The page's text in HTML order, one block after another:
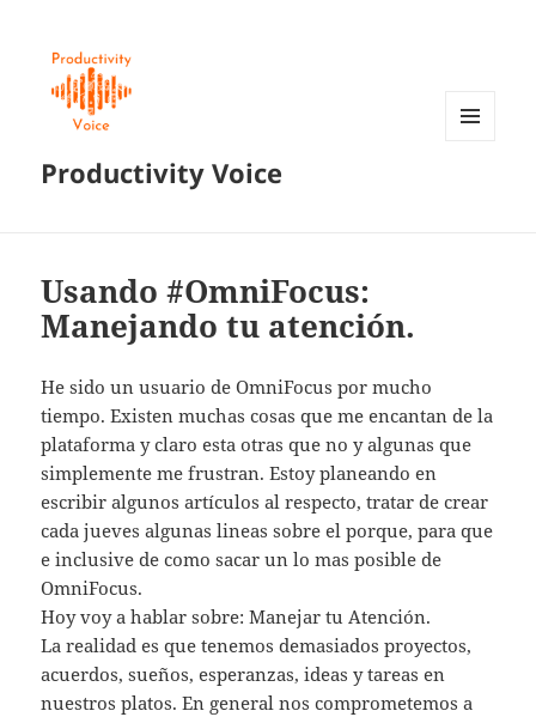
Productivity Voice
Usando #OmniFocus:
Manejando tu atención.
He sido un usuario de OmniFocus por mucho
tiempo. Existen muchas cosas que me encantan de la
plataforma y claro esta otras que no y algunas que
simplemente me frustran. Estoy planeando en
escribir algunos artículos al respecto, tratar de crear
cada jueves algunas lineas sobre el porque, para que
e inclusive de como sacar un lo mas posible de
OmniFocus.
Hoy voy a hablar sobre: Manejar tu Atención.
La realidad es que tenemos demasiados proyectos,
acuerdos, sueños, esperanzas, ideas y tareas en
nuestros platos. En general nos comprometemos a